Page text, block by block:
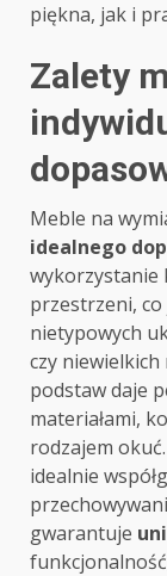
piękna, jak i
Zalety
Meble na
idealnego
wykorzystanie
przestrzeni,
nietypowych
czy
podstaw daje
materiałami,
rodzajem
idealnie
gwarantuje